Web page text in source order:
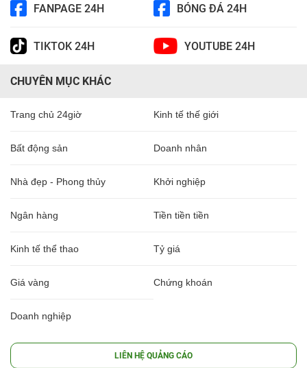
FANPAGE 24H BÓNG ĐÁ 24H
TIKTOK 24H YOUTUBE 24H
CHUYÊN MỤC KHÁC
Trang chủ 24giờ Kinh tế thế giới
Bất động sản Doanh nhân
Nhà đẹp - Phong thủy Khởi nghiệp
Ngân hàng Tiền tiền tiền
Kinh tế thể thao Tỷ giá
Giá vàng Chứng khoán
Doanh nghiệp
LIÊN HỆ QUẢNG CÁO